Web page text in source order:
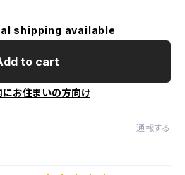
shipping available
to cart
にお住まいの方向け
通報する